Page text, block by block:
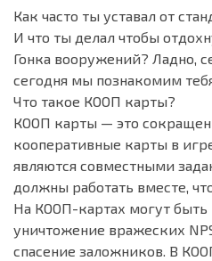
Как часто ты уставал от
И что ты делал чтобы
Гонка вооружений? Ладно,
сегодня мы познакомим
Что такое КООП карты?
КООП карты — это
кооперативные карты в
являются совместными
должны работать вместе,
На КООП-картах могут быть
уничтожение вражеских
спасение заложников. В